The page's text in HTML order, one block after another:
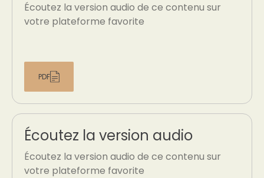
Écoutez la version audio de ce contenu sur
votre plateforme favorite
PDF
Écoutez la version audio
Écoutez la version audio de ce contenu sur
votre plateforme favorite